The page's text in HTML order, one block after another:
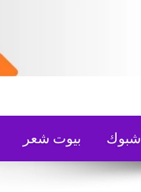
شبوك بيوت شعر